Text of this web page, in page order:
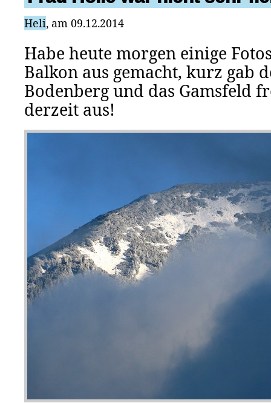
Heli, am 09.12.2014
Habe heute morgen einige
Balkon aus gemacht, kurz gab
Bodenberg und das Gamsfeld
derzeit aus!